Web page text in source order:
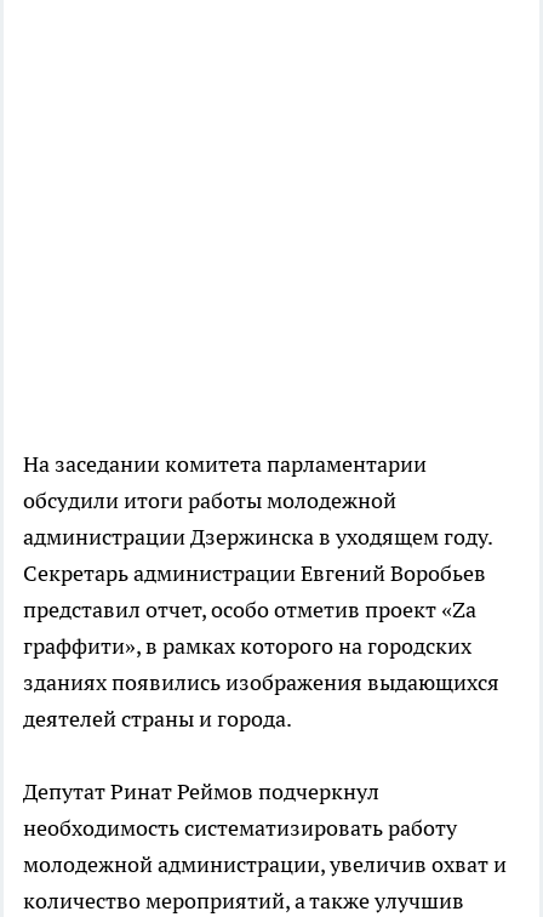
На заседании комитета парламентарии
обсудили итоги работы молодежной
администрации Дзержинска в уходящем году.
Секретарь администрации Евгений Воробьев
представил отчет, особо отметив проект «Zа
граффити», в рамках которого на городских
зданиях появились изображения выдающихся
деятелей страны и города.
Депутат Ринат Реймов подчеркнул
необходимость систематизировать работу
молодежной администрации, увеличив охват и
количество мероприятий, а также улучшив